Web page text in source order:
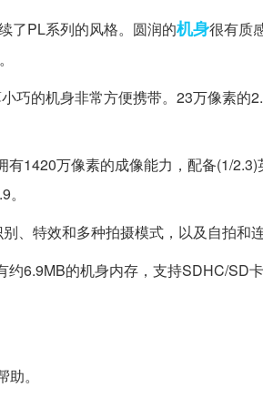
了PL系列的风格。圆润的机身很有质
巧的机身非常方便携带。23万像素的
1420万像素的成像能力，配备(1/
、特效和多种拍摄模式，以及自拍和
约6.9MB的机身内存，支持SDHC/SD
。